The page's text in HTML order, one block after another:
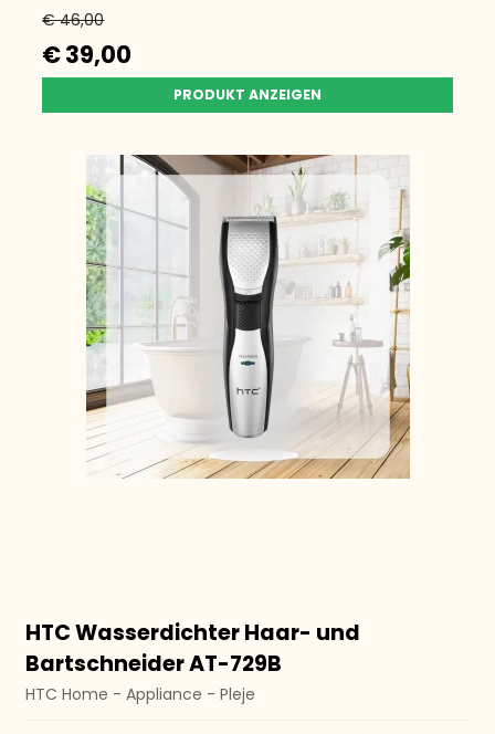
€ 46,00
€ 39,00
PRODUKT ANZEIGEN
HTC Wasserdichter Haar- und
Bartschneider AT-729B
HTC Home - Appliance - Pleje